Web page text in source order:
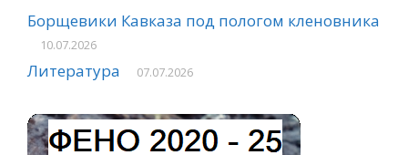
Борщевики Кавказа под пологом кленовника
10.07.2026
Литература 07.07.2026